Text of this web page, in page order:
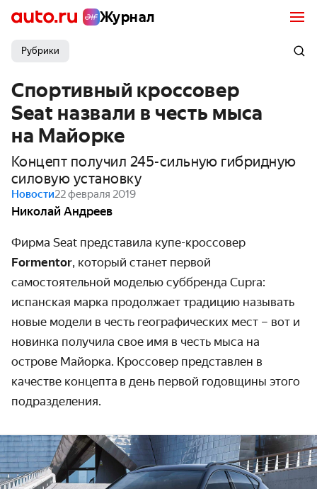
Журнал
Рубрики
Спортивный кроссовер
Seat назвали в честь мыса
на Майорке
Концепт получил 245-сильную гибридную
силовую установку
Новости22 февраля 2019
Николай Андреев
Фирма Seat представила купе-кроссовер
Formentor, который станет первой
самостоятельной моделью суббренда Cupra:
испанская марка продолжает традицию называть
новые модели в честь географических мест – вот и
новинка получила свое имя в честь мыса на
острове Майорка. Кроссовер представлен в
качестве концепта в день первой годовщины этого
подразделения.